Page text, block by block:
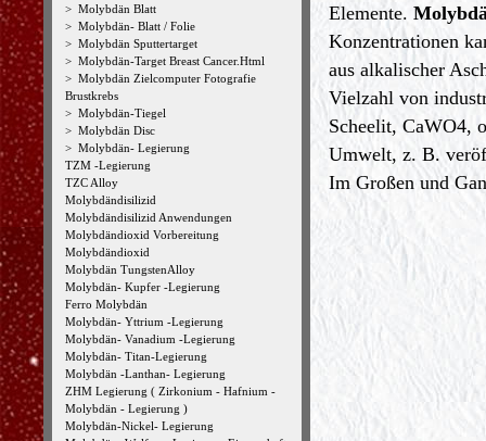
> Molybdän Blatt
> Molybdän- Blatt / Folie
> Molybdän Sputtertarget
> Molybdän-Target Breast Cancer.Html
> Molybdän Zielcomputer Fotografie
Brustkrebs
> Molybdän-Tiegel
> Molybdän Disc
> Molybdän- Legierung
TZM -Legierung
TZC Alloy
Molybdändisilizid
Molybdändisilizid Anwendungen
Molybdändioxid Vorbereitung
Molybdändioxid
Molybdän TungstenAlloy
Molybdän- Kupfer -Legierung
Ferro Molybdän
Molybdän- Yttrium -Legierung
Molybdän- Vanadium -Legierung
Molybdän- Titan-Legierung
Molybdän -Lanthan- Legierung
ZHM Legierung ( Zirkonium - Hafnium -
Molybdän - Legierung )
Molybdän-Nickel- Legierung
Elemente.
Konzentrationen
aus alkalischer
Vielzahl von
Scheelit, CaWO4,
Umwelt, z. B.
Im Großen und